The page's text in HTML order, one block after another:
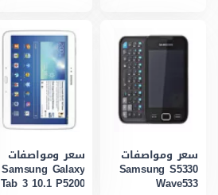
سعر ومواصفات
Samsung S5330
Wave533
سعر ومواصفات
Samsung Galaxy
Tab 3 10.1 P5200